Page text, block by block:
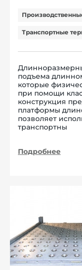
Транспортные
подъема
которые
при помощи
конструкция
платформы
позволяет
транспортны
Подробнее